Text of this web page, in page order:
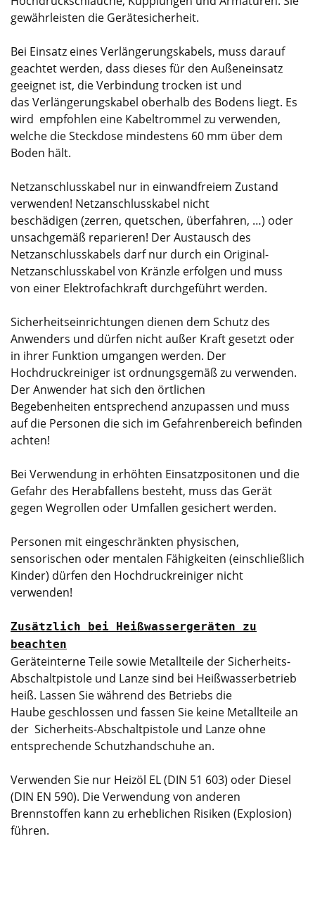
gewährleisten die Gerätesicherheit.
Bei Einsatz eines Verlängerungskabels, muss darauf
geachtet werden, dass dieses für den Außeneinsatz
geeignet ist, die Verbindung trocken ist und
das Verlängerungskabel oberhalb des Bodens liegt. Es
wird empfohlen eine Kabeltrommel zu verwenden,
welche die Steckdose mindestens 60 mm über dem
Boden hält.
Netzanschlusskabel nur in einwandfreiem Zustand
verwenden! Netzanschlusskabel nicht
beschädigen (zerren, quetschen, überfahren, …) oder
unsachgemäß reparieren! Der Austausch des
Netzanschlusskabels darf nur durch ein Original-
Netzanschlusskabel von Kränzle erfolgen und muss
von einer Elektrofachkraft durchgeführt werden.
Sicherheitseinrichtungen dienen dem Schutz des
Anwenders und dürfen nicht außer Kraft gesetzt oder
in ihrer Funktion umgangen werden. Der
Hochdruckreiniger ist ordnungsgemäß zu verwenden.
Der Anwender hat sich den örtlichen
Begebenheiten entsprechend anzupassen und muss
auf die Personen die sich im Gefahrenbereich befinden
achten!
Bei Verwendung in erhöhten Einsatzpositonen und die
Gefahr des Herabfallens besteht, muss das Gerät
gegen Wegrollen oder Umfallen gesichert werden.
Personen mit eingeschränkten physischen,
sensorischen oder mentalen Fähigkeiten (einschließlich
Kinder) dürfen den Hochdruckreiniger nicht
verwenden!
Zusätzlich bei Heißwassergeräten zu
beachten
Geräteinterne Teile sowie Metallteile der Sicherheits-
Abschaltpistole und Lanze sind bei Heißwasserbetrieb
heiß. Lassen Sie während des Betriebs die
Haube geschlossen und fassen Sie keine Metallteile an
der Sicherheits-Abschaltpistole und Lanze ohne
entsprechende Schutzhandschuhe an.
Verwenden Sie nur Heizöl EL (DIN 51 603) oder Diesel
(DIN EN 590). Die Verwendung von anderen
Brennstoffen kann zu erheblichen Risiken (Explosion)
führen.